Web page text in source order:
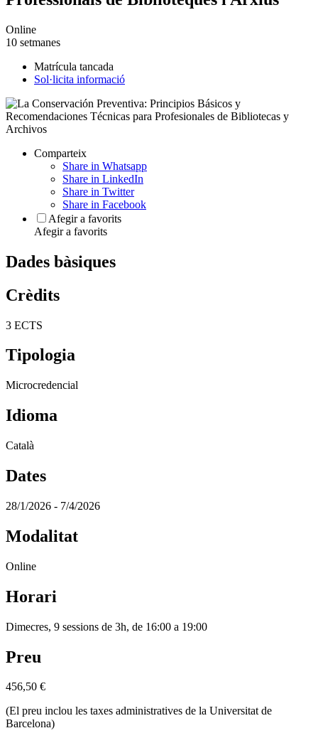
Online
10 setmanes
Matrícula tancada
Sol·licita informació
Comparteix
Share in Whatsapp
Share in LinkedIn
Share in Twitter
Share in Facebook
Afegir a favorits
Afegir a favorits
Dades bàsiques
Crèdits
3 ECTS
Tipologia
Microcredencial
Idioma
Català
Dates
28/1/2026 - 7/4/2026
Modalitat
Online
Horari
Dimecres, 9 sessions de 3h, de 16:00 a 19:00
Preu
456,50 €
(El preu inclou les taxes administratives de la Universitat de
Barcelona)